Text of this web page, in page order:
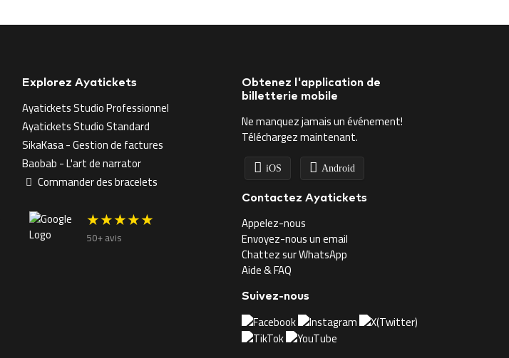
Explorez Ayatickets
Ayatickets Studio Professionnel
Ayatickets Studio Standard
SikaKasa - Gestion de factures
Baobab - L'art de narrator
Commander des bracelets
★★★★★
50+ avis
Obtenez l'application de
billetterie mobile
Ne manquez jamais un événement!
Téléchargez maintenant.
iOS Android
Contactez Ayatickets
Appelez-nous
Envoyez-nous un email
Chattez sur WhatsApp
Aide & FAQ
Suivez-nous